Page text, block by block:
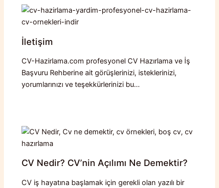
İletişim
CV-Hazirlama.com profesyonel CV Hazırlama ve İş
Başvuru Rehberine ait görüşlerinizi, isteklerinizi,
yorumlarınızı ve teşekkürlerinizi bu…
CV Nedir? CV’nin Açılımı Ne Demektir?
CV iş hayatına başlamak için gerekli olan yazılı bir